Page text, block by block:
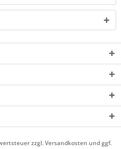
zzgl.Versandkosten und ggf.